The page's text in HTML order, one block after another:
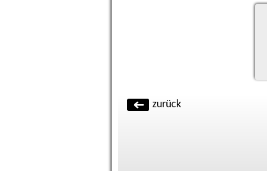
zurück